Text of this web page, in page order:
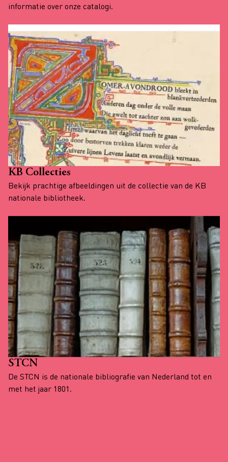
informatie over onze catalogi.
KB Collecties
Bekijk prachtige afbeeldingen uit de collectie van de KB
nationale bibliotheek.
STCN
De STCN is de nationale bibliografie van Nederland tot en
met het jaar 1801.